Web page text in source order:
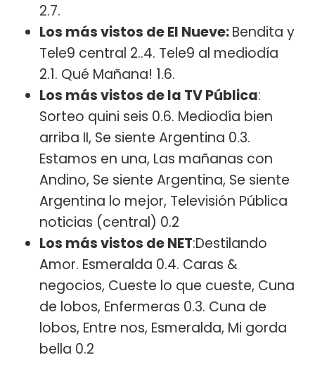
2.7.
Los más vistos de El Nueve:Bendita y
Tele9 central 2..4. Tele9 al mediodía
2.1. Qué Mañana! 1.6.
Los más vistos de la TV Pública:
Sorteo quini seis 0.6. Mediodía bien
arriba II, Se siente Argentina 0.3.
Estamos en una, Las mañanas con
Andino, Se siente Argentina, Se siente
Argentina lo mejor, Televisión Pública
noticias (central) 0.2
Los más vistos de NET:Destilando
Amor. Esmeralda 0.4. Caras &
negocios, Cueste lo que cueste, Cuna
de lobos, Enfermeras 0.3. Cuna de
lobos, Entre nos, Esmeralda, Mi gorda
bella 0.2